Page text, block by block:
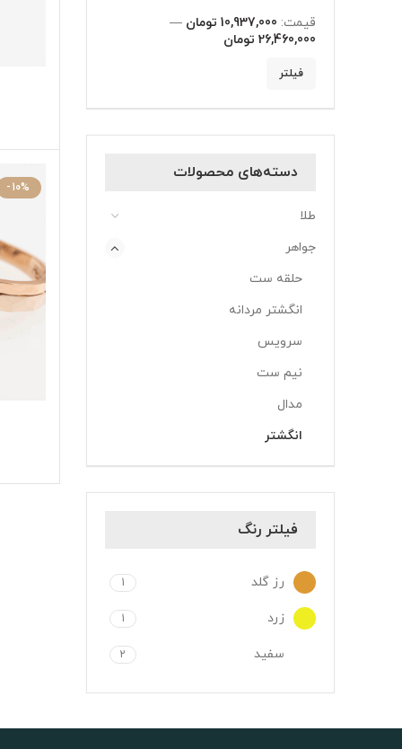
فیلتر
قیمت: 10,937,000 تومان
—
26,460,000 تومان
دسته‌های محصولات
طلا
جواهر
حلقه ست
انگشتر مردانه
سرویس
نیم ست
مدال
انگشتر
فیلتر رنگ
رز گلد 1
زرد 1
سفید 2
-10%